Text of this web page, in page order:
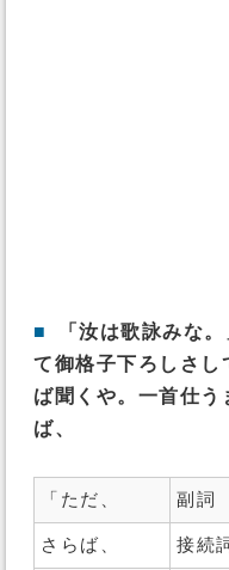
■
「汝は歌詠みな
て御格子下ろしさし
ば聞くや。一首仕う
ば、
「ただ、 副詞
さらば、 接続